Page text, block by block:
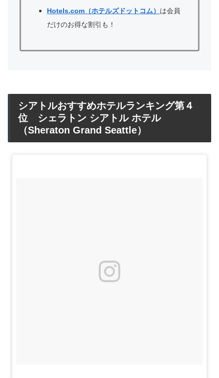
Hotels.com（ホテルズドットコム） は会員
だけのお得な割引も！
シアトルおすすめホテルランキング第４
位 シェラトン シアトル ホテル
（Sheraton Grand Seattle）